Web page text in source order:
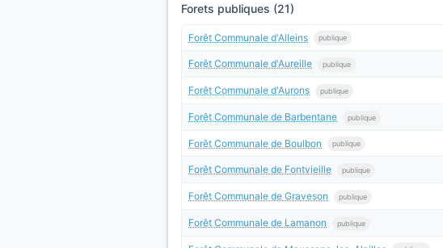
Forets publiques (21)
Forêt Communale d'Alleins publique
Forêt Communale d'Aureille publique
Forêt Communale d'Aurons publique
Forêt Communale de Barbentane publique
Forêt Communale de Boulbon publique
Forêt Communale de Fontvieille publique
Forêt Communale de Graveson publique
Forêt Communale de Lamanon publique